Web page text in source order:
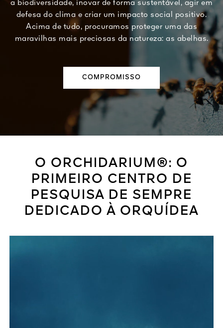
a biodiversidade, inovar de forma sustentável, agir em
defesa do clima e criar um impacto social positivo.
Acima de tudo, procuramos proteger uma das
maravilhas mais preciosas da natureza: as abelhas.
COMPROMISSO
O ORCHIDARIUM®: O
PRIMEIRO CENTRO DE
PESQUISA DE SEMPRE
DEDICADO À ORQUÍDEA